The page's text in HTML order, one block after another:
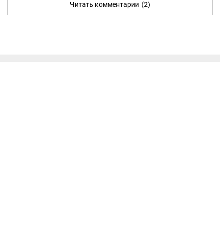
Читать комментарии (2)